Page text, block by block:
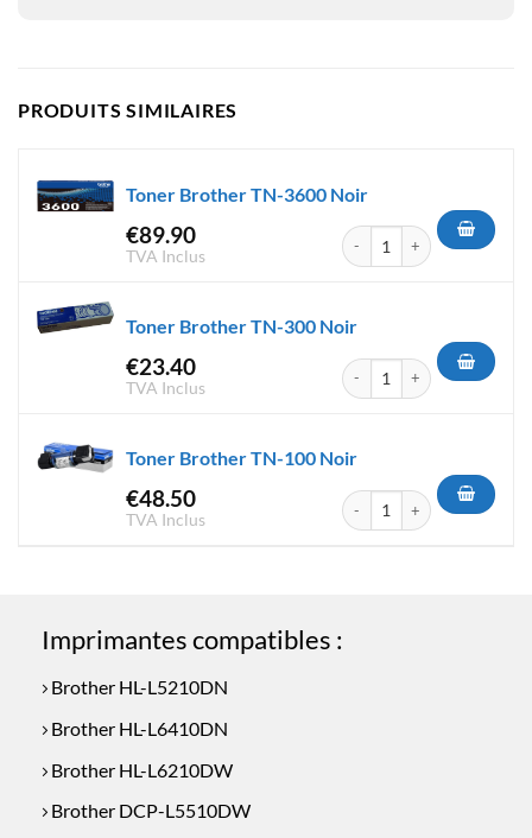
PRODUITS SIMILAIRES
Toner Brother TN-3600 Noir
€89.90
TVA Inclus
quantité de Toner Brother
Toner Brother TN-300 Noir
€23.40
TVA Inclus
quantité de Toner Brother
Toner Brother TN-100 Noir
€48.50
TVA Inclus
quantité de Toner Brother
Imprimantes compatibles :
Brother HL-L5210DN
Brother HL-L6410DN
Brother HL-L6210DW
Brother DCP-L5510DW